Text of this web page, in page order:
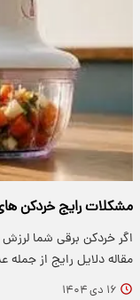
مشکلات رایج خردکن
اگر خردکن برقی شما
مقاله دلایل رایج از
۱۶ دی ۱۴۰۴